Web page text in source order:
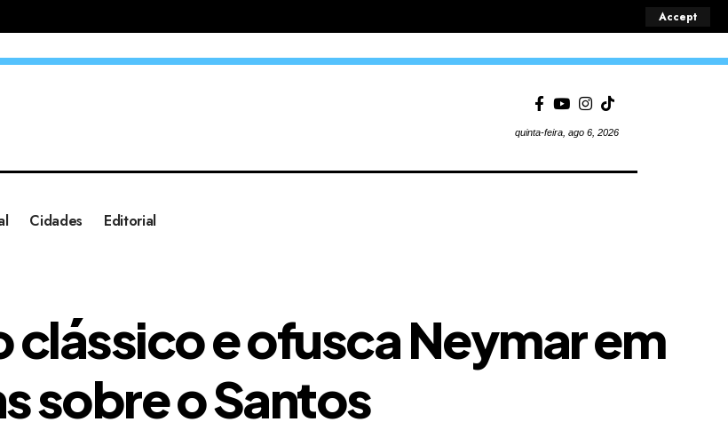
Accept
quinta-feira, ago 6, 2026
Cidades Editorial
clássico e ofusca Neymar em
sobre o Santos